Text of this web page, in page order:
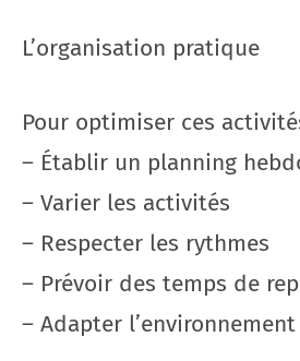
L’organisation pratique
Pour optimiser ces
– Établir un planning
– Varier les activités
– Respecter les rythmes
– Prévoir des temps de
– Adapter l’environnement